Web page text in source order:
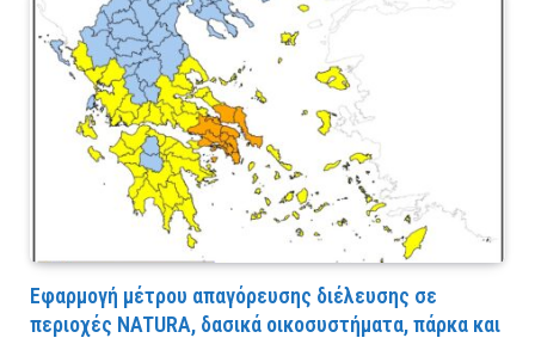
Εφαρμογή μέτρου απαγόρευσης διέλευσης σε
περιοχές NATURA, δασικά οικοσυστήματα, πάρκα και